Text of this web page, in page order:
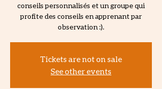
conseils personnalisés et un groupe qui
profite des conseils en apprenant par
observation :).
Tickets are not on sale
See other events